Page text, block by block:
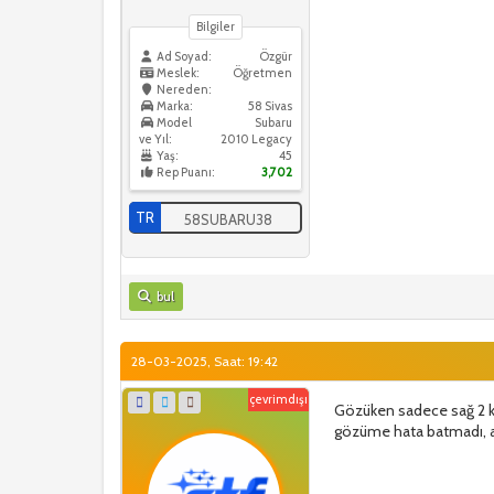
Bilgiler
Ad Soyad:
Özgür
Meslek:
Öğretmen
Nereden:
58 Sivas
Marka:
Subaru
Model
ve Yıl:
2010 Legacy
Yaş:
45
Rep Puanı:
3,702
TR 58SUBARU38
bul
28-03-2025, Saat: 19:42
çevrimdışı
Gözüken sadece sağ 2
gözüme hata batmadı,